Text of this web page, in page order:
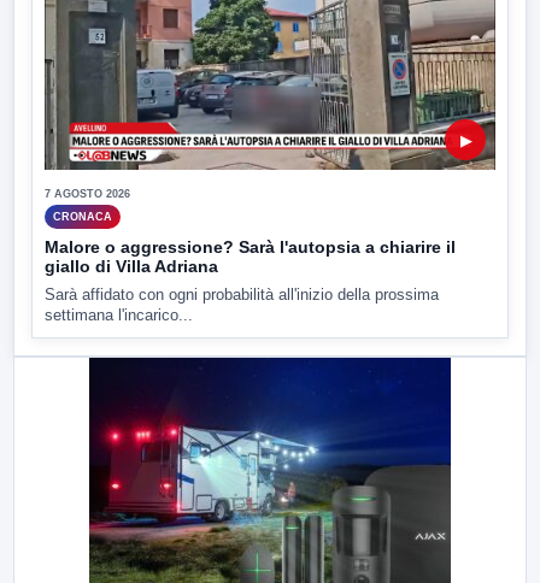
▶
7 AGOSTO 2026
CRONACA
Malore o aggressione? Sarà l'autopsia a chiarire il
giallo di Villa Adriana
Sarà affidato con ogni probabilità all'inizio della prossima
settimana l'incarico...